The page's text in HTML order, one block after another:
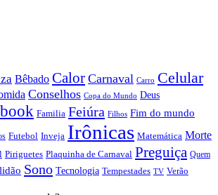
Bêbado Calor Carnaval Carro Celular
Conselhos Copa do Mundo Deus
Familia Feiúra Filhos Fim do mundo
Futebol Inveja Irônicas Matemática Morte
Piriguetes Plaquinha de Carnaval Preguiça Quem
Sono Tecnologia Tempestades TV Verão